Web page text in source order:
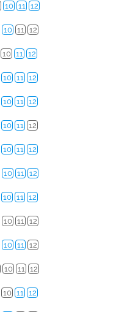
10 11 12
10 11 12
10 11 12
10 11 12
10 11 12
10 11 12
10 11 12
10 11 12
10 11 12
10 11 12
10 11 12
10 11 12
10 11 12